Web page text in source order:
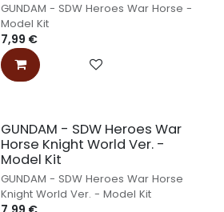
GUNDAM - SDW Heroes War Horse -
Model Kit
7,99 €
GUNDAM - SDW Heroes War
Horse Knight World Ver. -
Model Kit
GUNDAM - SDW Heroes War Horse
Knight World Ver. - Model Kit